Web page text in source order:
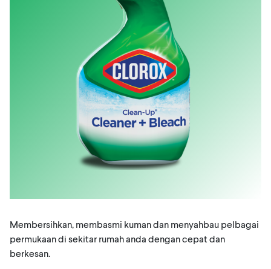
Membersihkan, membasmi kuman dan menyahbau pelbagai
permukaan di sekitar rumah anda dengan cepat dan
berkesan.